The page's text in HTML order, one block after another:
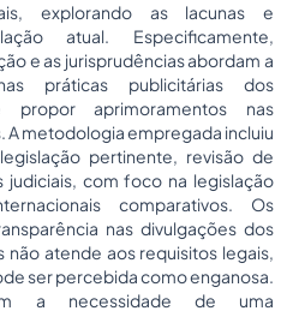
explorando as lacunas e
atual. Especificamente,
e as jurisprudências abordam a
práticas publicitárias dos
propor aprimoramentos nas
metodologia empregada incluiu
pertinente, revisão de
com foco na legislação
comparativos. Os
nas divulgações dos
não atende aos requisitos legais,
ser percebida como enganosa.
a necessidade de uma